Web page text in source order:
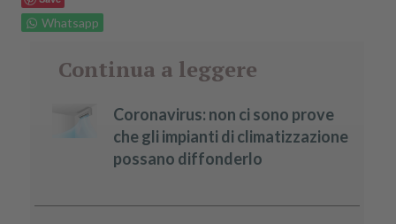
Whatsapp
Continua a leggere
Coronavirus: non ci sono prove
che gli impianti di climatizzazione
possano diffonderlo